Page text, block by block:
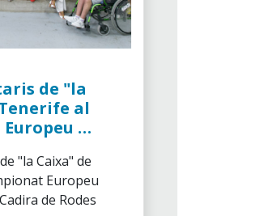
de "la
al
de
"la Caixa" de
Europeu
de Rodes